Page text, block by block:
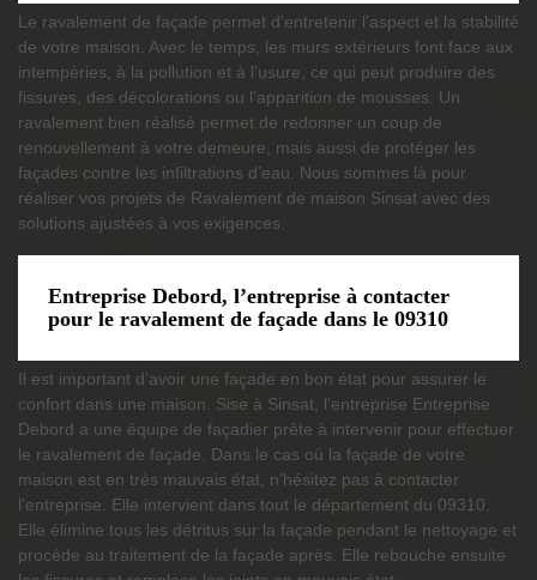
Le ravalement de façade permet d’entretenir l’aspect et la stabilité
de votre maison. Avec le temps, les murs extérieurs font face aux
intempéries, à la pollution et à l’usure, ce qui peut produire des
fissures, des décolorations ou l’apparition de mousses. Un
ravalement bien réalisé permet de redonner un coup de
renouvellement à votre demeure, mais aussi de protéger les
façades contre les infiltrations d’eau. Nous sommes là pour
réaliser vos projets de Ravalement de maison Sinsat avec des
solutions ajustées à vos exigences.
Entreprise Debord, l’entreprise à contacter
pour le ravalement de façade dans le 09310
Il est important d’avoir une façade en bon état pour assurer le
confort dans une maison. Sise à Sinsat, l’entreprise Entreprise
Debord a une équipe de façadier prête à intervenir pour effectuer
le ravalement de façade. Dans le cas où la façade de votre
maison est en très mauvais état, n’hésitez pas à contacter
l’entreprise. Elle intervient dans tout le département du 09310.
Elle élimine tous les détritus sur la façade pendant le nettoyage et
procède au traitement de la façade après. Elle rebouche ensuite